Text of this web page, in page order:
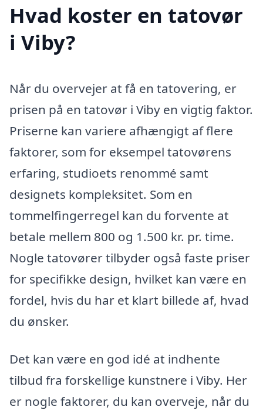
Hvad koster en tatovør
i Viby?
Når du overvejer at få en tatovering, er
prisen på en tatovør i Viby en vigtig faktor.
Priserne kan variere afhængigt af flere
faktorer, som for eksempel tatovørens
erfaring, studioets renommé samt
designets kompleksitet. Som en
tommelfingerregel kan du forvente at
betale mellem 800 og 1.500 kr. pr. time.
Nogle tatovører tilbyder også faste priser
for specifikke design, hvilket kan være en
fordel, hvis du har et klart billede af, hvad
du ønsker.
Det kan være en god idé at indhente
tilbud fra forskellige kunstnere i Viby. Her
er nogle faktorer, du kan overveje, når du